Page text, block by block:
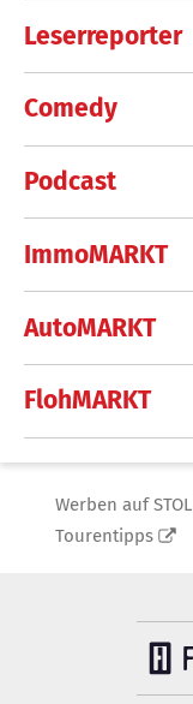
Leserreporter
Comedy
Podcast
ImmoMARKT
AutoMARKT
FlohMARKT
Werben auf STOL
Tourentipps